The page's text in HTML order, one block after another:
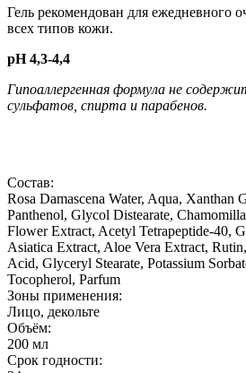
Гель рекомендован для ежедневного
всех типов кожи.
pH 4,3-4,4
Гипоаллергенная формула не
сульфатов, спирта и парабенов.
Состав:
Rosa Damascena Water, Aqua, Xanthan
Panthenol, Glycol Distearate,
Flower Extract, Acetyl Tetrapeptide-40,
Asiatica Extract, Aloe Vera Extract,
Acid, Glyceryl Stearate, Potassium
Tocopherol, Parfum
Зоны применения:
Лицо, декольте
Объём:
200 мл
Срок годности: